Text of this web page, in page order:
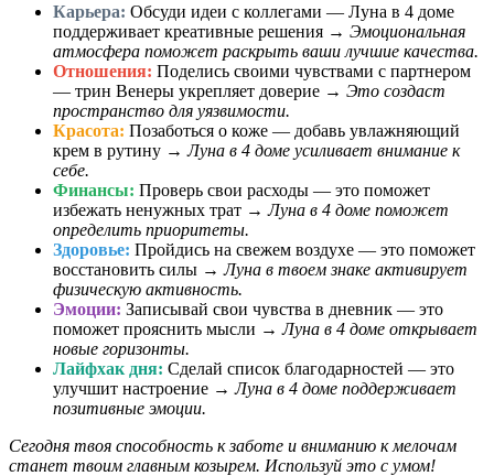
Карьера: Обсуди идеи с коллегами — Луна в 4 доме
поддерживает креативные решения → Эмоциональная
атмосфера поможет раскрыть ваши лучшие качества.
Отношения: Поделись своими чувствами с партнером
— трин Венеры укрепляет доверие → Это создаст
пространство для уязвимости.
Красота: Позаботься о коже — добавь увлажняющий
крем в рутину →Луна в 4 доме усиливает внимание к
себе.
Финансы: Проверь свои расходы — это поможет
избежать ненужных трат →Луна в 4 доме поможет
определить приоритеты.
Здоровье: Пройдись на свежем воздухе — это поможет
восстановить силы →Луна в твоем знаке активирует
физическую активность.
Эмоции: Записывай свои чувства в дневник — это
поможет прояснить мысли →Луна в 4 доме открывает
новые горизонты.
Лайфхак дня: Сделай список благодарностей — это
улучшит настроение →Луна в 4 доме поддерживает
позитивные эмоции.
Сегодня твоя способность к заботе и вниманию к мелочам
станет твоим главным козырем. Используй это с умом!